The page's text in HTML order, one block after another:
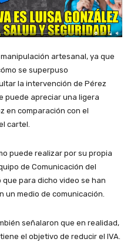
artesanal, ya que
se superpuso
la intervención de Pérez
puede apreciar una ligera
en comparación con el
cartel.
puede realizar por su propia
de Comunicación del
para dicho video se han
un medio de comunicación.
señalaron que en realidad,
el objetivo de reducir el IVA.